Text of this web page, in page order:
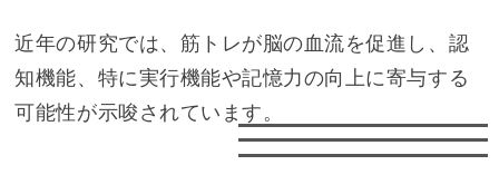
近年の研究では、筋トレが脳の血流を促進し、認
知機能、特に実行機能や記憶力の向上に寄与する
可能性が示唆されています。